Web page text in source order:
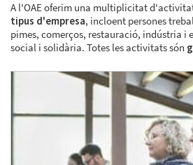
A l'OAE oferim una multiplicitat
tipus d'empresa, incloent persones
pimes, comerços, restauració, indústria i
social i solidària. Totes les activitats són